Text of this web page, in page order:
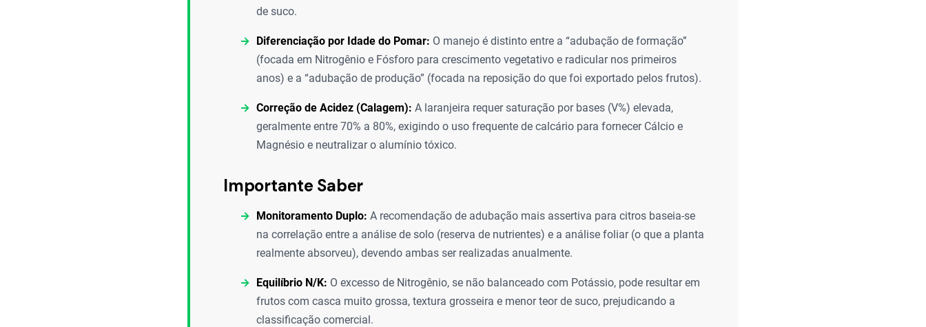
de suco.
Diferenciação por Idade do Pomar: O manejo é distinto entre a “adubação de formação”
(focada em Nitrogênio e Fósforo para crescimento vegetativo e radicular nos primeiros
anos) e a “adubação de produção” (focada na reposição do que foi exportado pelos frutos).
Correção de Acidez (Calagem): A laranjeira requer saturação por bases (V%) elevada,
geralmente entre 70% a 80%, exigindo o uso frequente de calcário para fornecer Cálcio e
Magnésio e neutralizar o alumínio tóxico.
Importante Saber
Monitoramento Duplo: A recomendação de adubação mais assertiva para citros baseia-se
na correlação entre a análise de solo (reserva de nutrientes) e a análise foliar (o que a planta
realmente absorveu), devendo ambas ser realizadas anualmente.
Equilíbrio N/K: O excesso de Nitrogênio, se não balanceado com Potássio, pode resultar em
frutos com casca muito grossa, textura grosseira e menor teor de suco, prejudicando a
classificação comercial.